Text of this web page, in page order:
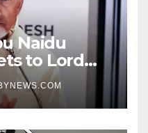
Naidu
to Lord